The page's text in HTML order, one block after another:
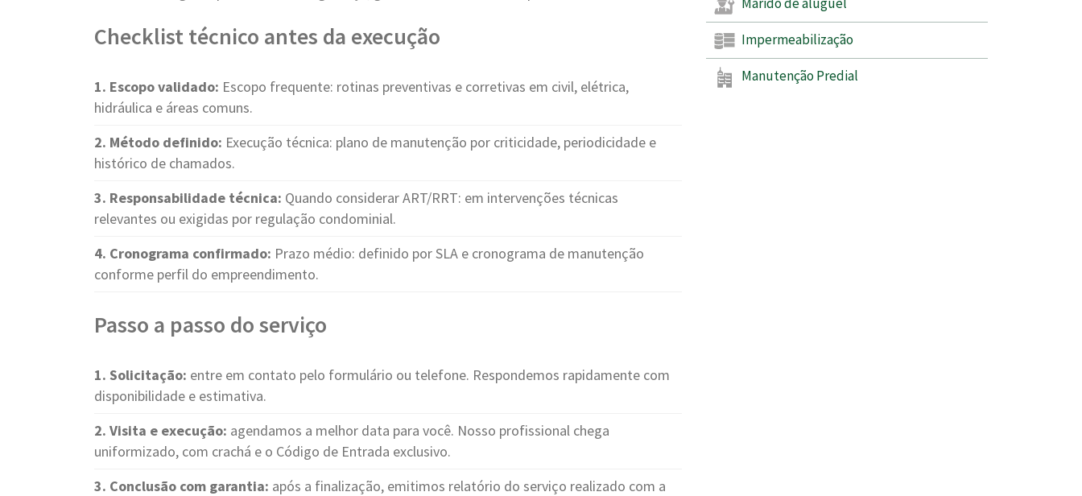
Checklist técnico antes da execução
1. Escopo validado: Escopo frequente: rotinas preventivas e corretivas em civil, elétrica,
hidráulica e áreas comuns.
2. Método definido: Execução técnica: plano de manutenção por criticidade, periodicidade e
histórico de chamados.
3. Responsabilidade técnica: Quando considerar ART/RRT: em intervenções técnicas
relevantes ou exigidas por regulação condominial.
4. Cronograma confirmado: Prazo médio: definido por SLA e cronograma de manutenção
conforme perfil do empreendimento.
Passo a passo do serviço
1. Solicitação: entre em contato pelo formulário ou telefone. Respondemos rapidamente com
disponibilidade e estimativa.
2. Visita e execução: agendamos a melhor data para você. Nosso profissional chega
uniformizado, com crachá e o Código de Entrada exclusivo.
3. Conclusão com garantia: após a finalização, emitimos relatório do serviço realizado com a
Impermeabilização
Manutenção Predial